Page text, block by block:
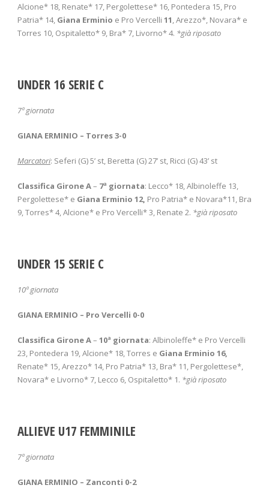
Alcione* 18, Renate* 17, Pergolettese* 16, Pontedera 15, Pro
Patria* 14, Giana Erminio e Pro Vercelli 11, Arezzo*, Novara* e
Torres 10, Ospitaletto* 9, Bra* 7, Livorno* 4. *già riposato
UNDER 16 SERIE C
7ª giornata
GIANA ERMINIO – Torres 3-0
Marcatori: Seferi (G) 5’ st, Beretta (G) 27’ st, Ricci (G) 43’ st
Classifica Girone A– 7ª giornata: Lecco* 18, Albinoleffe 13,
Pergolettese* e Giana Erminio 12, Pro Patria* e Novara*11, Bra
9, Torres* 4, Alcione* e Pro Vercelli* 3, Renate 2. *già riposato
UNDER 15 SERIE C
10ª giornata
GIANA ERMINIO – Pro Vercelli 0-0
Classifica Girone A– 10ª giornata: Albinoleffe* e Pro Vercelli
23, Pontedera 19, Alcione* 18, Torres e Giana Erminio 16,
Renate* 15, Arezzo* 14, Pro Patria* 13, Bra* 11, Pergolettese*,
Novara* e Livorno* 7, Lecco 6, Ospitaletto* 1. *già riposato
ALLIEVE U17 FEMMINILE
7ª giornata
GIANA ERMINIO – Zanconti 0-2